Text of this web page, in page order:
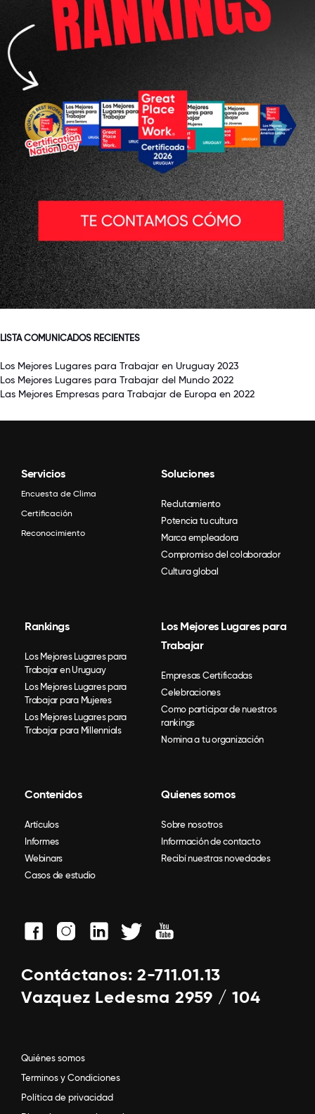
LISTA COMUNICADOS RECIENTES
Los Mejores Lugares para Trabajar en Uruguay 2023
Los Mejores Lugares para Trabajar del Mundo 2022
Las Mejores Empresas para Trabajar de Europa en 2022
Servicios
Encuesta de Clima
Certificación
Reconocimiento
Soluciones
Reclutamiento
Potencia tu cultura
Marca empleadora
Compromiso del colaborador
Cultura global
Rankings
Los Mejores Lugares para
Trabajar en Uruguay
Los Mejores Lugares para
Trabajar para Mujeres
Los Mejores Lugares para
Trabajar para Millennials
Los Mejores Lugares para
Trabajar
Empresas Certificadas
Celebraciones
Como participar de nuestros
rankings
Nomina a tu organización
Contenidos
Artículos
Informes
Webinars
Casos de estudio
Quienes somos
Sobre nosotros
Información de contacto
Recibí nuestras novedades
Contáctanos: 2-711.01.13
Vazquez Ledesma 2959 / 104
Quiénes somos
Terminos y Condiciones
Política de privacidad